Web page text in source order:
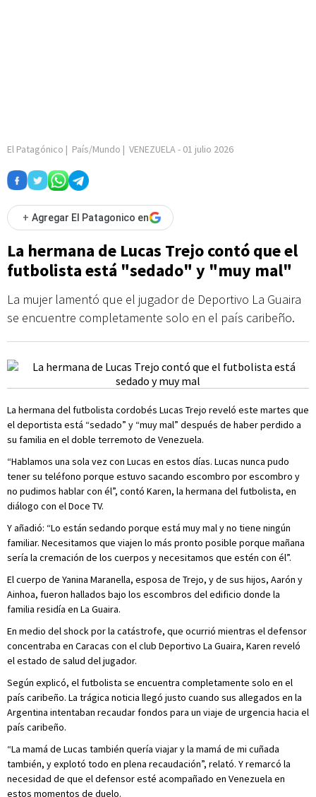
El Patagónico | País/Mundo | VENEZUELA- 01 julio 2026
+ Agregar El Patagonico en
La hermana de Lucas Trejo contó que el
futbolista está "sedado" y "muy mal"
La mujer lamentó que el jugador de Deportivo La Guaira
se encuentre completamente solo en el país caribeño.
La hermana del futbolista cordobés Lucas Trejo reveló este martes que
el deportista está “sedado” y “muy mal” después de haber perdido a
su familia en el doble terremoto de Venezuela.
“Hablamos una sola vez con Lucas en estos días. Lucas nunca pudo
tener su teléfono porque estuvo sacando escombro por escombro y
no pudimos hablar con él”, contó Karen, la hermana del futbolista, en
diálogo con el Doce TV.
Y añadió: “Lo están sedando porque está muy mal y no tiene ningún
familiar. Necesitamos que viajen lo más pronto posible porque mañana
sería la cremación de los cuerpos y necesitamos que estén con él”.
El cuerpo de Yanina Maranella, esposa de Trejo, y de sus hijos, Aarón y
Ainhoa, fueron hallados bajo los escombros del edificio donde la
familia residía en La Guaira.
En medio del shock por la catástrofe, que ocurrió mientras el defensor
concentraba en Caracas con el club Deportivo La Guaira, Karen reveló
el estado de salud del jugador.
Según explicó, el futbolista se encuentra completamente solo en el
país caribeño. La trágica noticia llegó justo cuando sus allegados en la
Argentina intentaban recaudar fondos para un viaje de urgencia hacia el
país caribeño.
“La mamá de Lucas también quería viajar y la mamá de mi cuñada
también, y explotó todo en plena recaudación”, relató. Y remarcó la
necesidad de que el defensor esté acompañado en Venezuela en
estos momentos de duelo.